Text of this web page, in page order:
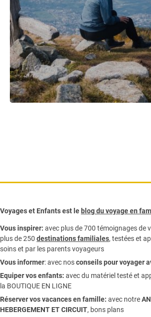
Voyages et Enfants est le blog du voyage en
Vous inspirer: avec plus de 700 témoignages de
plus de 250 destinations familiales, testées et
soins et par les parents voyageurs
Vous informer:avec nosconseils pour voyager
Equiper vos enfants: avec du matériel testé et
la BOUTIQUE EN LIGNE
Réserver vos vacances en famille: avec notre
HEBERGEMENT ET CIRCUIT, bons plans